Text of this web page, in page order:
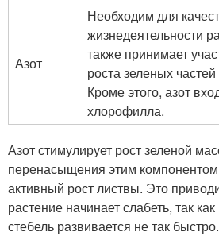
Азот
Необходим для
жизнедеятельности
также принимает
роста зеленых
Кроме этого, азот
хлорофилла.
Азот стимулирует рост зеленой
перенасыщения этим
активный рост листвы. Это
растение начинает слабеть, так
стебель развивается не так быстро.